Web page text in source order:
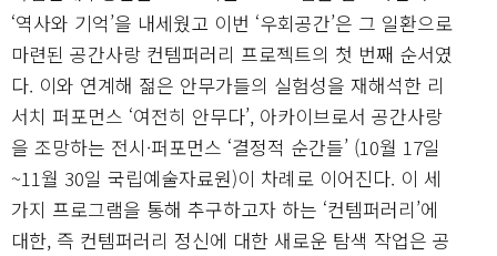
‘역사와 기억’을 내세웠고 이번 ‘우회공간’은 그 일환으로
마련된 공간사랑 컨템퍼러리 프로젝트의 첫 번째 순서였
다. 이와 연계해 젊은 안무가들의 실험성을 재해석한 리
서치 퍼포먼스 ‘여전히 안무다’, 아카이브로서 공간사랑
을 조망하는 전시·퍼포먼스 ‘결정적 순간들’ (10월 17일
~11월 30일 국립예술자료원)이 차례로 이어진다. 이 세
가지 프로그램을 통해 추구하고자 하는 ‘컨템퍼러리’에
대한, 즉 컨템퍼러리 정신에 대한 새로운 탐색 작업은 공